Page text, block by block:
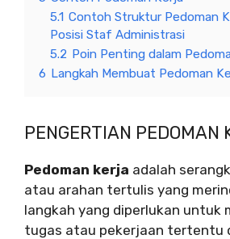
5.1 Contoh Struktur Pedoman
Posisi Staf Administrasi
5.2 Poin Penting dalam
6 Langkah Membuat Pedoman
PENGERTIAN PEDOMAN
Pedoman kerja adalah
atau arahan tertulis yang
langkah yang diperlukan untuk
tugas atau pekerjaan tertentu